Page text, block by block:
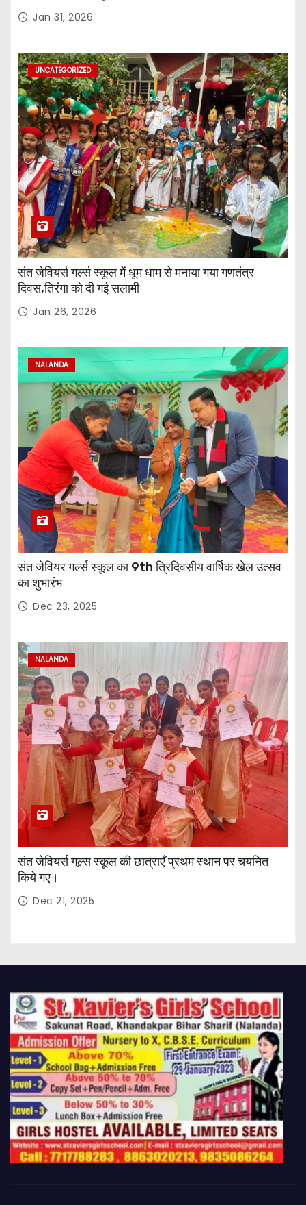
Jan 31, 2026
UNCATEGORIZED
संत जेवियर्स गर्ल्स स्कूल में धूम धाम से मनाया गया गणतंत्र
दिवस,तिरंगा को दी गई सलामी
Jan 26, 2026
NALANDA
संत जेवियर गर्ल्स स्कूल का 9th त्रिदिवसीय वार्षिक खेल उत्सव
का शुभारंभ
Dec 23, 2025
NALANDA
संत जेवियर्स गल्र्स स्कूल की छात्र‌ाएँ प्रथम स्थान पर चयनित
किये गए।
Dec 21, 2025